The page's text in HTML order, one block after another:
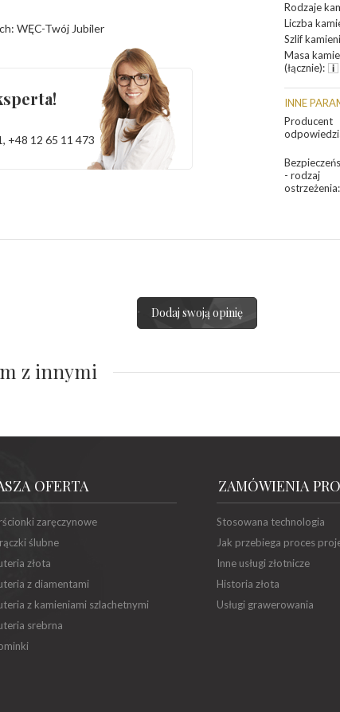
Rodzaje
Liczba
Szlif kamieni
Masa
(łącznie):
INNE
Producent
- rodzaj
ostrzeżenia:
WĘC-Twój Jubiler
, +48 12 65 11 473
Dodaj swoją opinię
z innymi
OFERTA
zaręczynowe
ślubne
złota
z diamentami
z kamieniami szlachetnymi
srebrna
ZAMÓWIENIA
Stosowana technologia
Jak przebiega proces
Inne usługi złotnicze
Historia złota
Usługi grawerowania